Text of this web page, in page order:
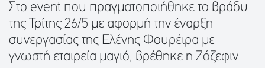
Στο event που πραγματοποιήθηκε το βράδυ
της Τρίτης 26/5 με αφορμή την έναρξη
συνεργασίας της Ελένης Φουρέιρα με
γνωστή εταιρεία μαγιό, βρέθηκε η Ζόζεφιν.